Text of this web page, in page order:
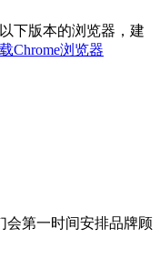
下版本的浏览器，建
Chrome浏览器
会第一时间安排品牌顾